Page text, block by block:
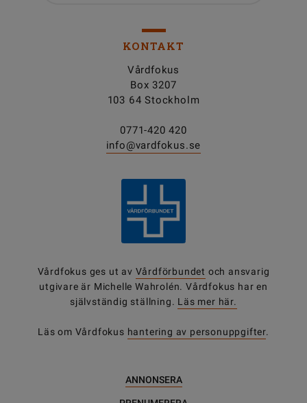
KONTAKT
Vårdfokus
Box 3207
103 64 Stockholm
0771-420 420
info@vardfokus.se
Vårdfokus ges ut av Vårdförbundet och ansvarig
utgivare är Michelle Wahrolén. Vårdfokus har en
självständig ställning. Läs mer här.
Läs om Vårdfokus hantering av personuppgifter.
ANNONSERA